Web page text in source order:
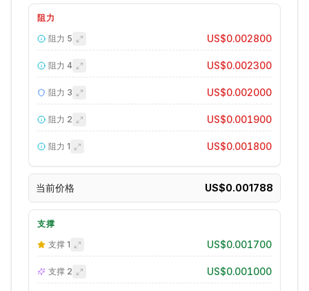
阻力
阻力 5 US$0.002800
阻力 4 US$0.002300
阻力 3 US$0.002000
阻力 2 US$0.001900
阻力 1 US$0.001800
当前价格 US$0.001788
支撑
支撑 1 US$0.001700
支撑 2 US$0.001000